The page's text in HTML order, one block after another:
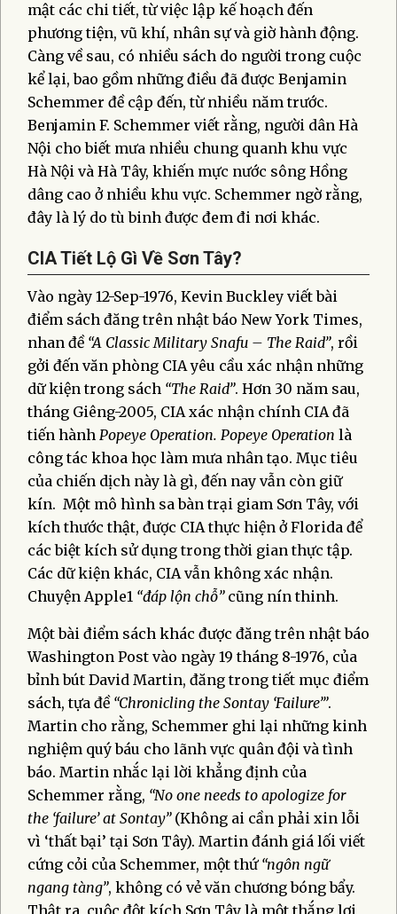
mật các chi tiết, từ việc lập kế hoạch đến
phương tiện, vũ khí, nhân sự và giờ hành động.
Càng về sau, có nhiều sách do người trong cuộc
kể lại, bao gồm những điều đã được Benjamin
Schemmer đề cập đến, từ nhiều năm trước.
Benjamin F. Schemmer viết rằng, người dân Hà
Nội cho biết mưa nhiều chung quanh khu vực
Hà Nội và Hà Tây, khiến mực nước sông Hồng
dâng cao ở nhiều khu vực. Schemmer ngờ rằng,
đây là lý do tù binh được đem đi nơi khác.
CIA Tiết Lộ Gì Về Sơn Tây?
Vào ngày 12-Sep-1976, Kevin Buckley viết bài
điểm sách đăng trên nhật báo New York Times,
nhan đề “A Classic Military Snafu – The Raid”, rồi
gởi đến văn phòng CIA yêu cầu xác nhận những
dữ kiện trong sách “The Raid”. Hơn 30 năm sau,
tháng Giêng-2005, CIA xác nhận chính CIA đã
tiến hành Popeye Operation. Popeye Operation là
công tác khoa học làm mưa nhân tạo. Mục tiêu
của chiến dịch này là gì, đến nay vẫn còn giữ
kín. Một mô hình sa bàn trại giam Sơn Tây, với
kích thước thật, được CIA thực hiện ở Florida để
các biệt kích sử dụng trong thời gian thực tập.
Các dữ kiện khác, CIA vẫn không xác nhận.
Chuyện Apple1 “đáp lộn chỗ”cũng nín thinh.
Một bài điểm sách khác được đăng trên nhật báo
Washington Post vào ngày 19 tháng 8-1976, của
bỉnh bút David Martin, đăng trong tiết mục điểm
sách, tựa đề “Chronicling the Sontay ‘Failure’”.
Martin cho rằng, Schemmer ghi lại những kinh
nghiệm quý báu cho lãnh vực quân đội và tình
báo. Martin nhắc lại lời khẳng định của
Schemmer rằng, “No one needs to apologize for
the ‘failure’ at Sontay” (Không ai cần phải xin lỗi
vì ‘thất bại’ tại Sơn Tây). Martin đánh giá lối viết
cứng cỏi của Schemmer, một thứ“ngôn ngữ
ngang tàng”, không có vẻ văn chương bóng bẩy.